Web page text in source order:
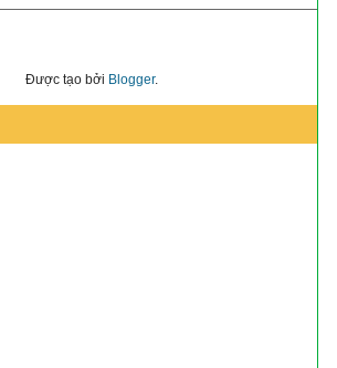
Được tạo bởi Blogger.